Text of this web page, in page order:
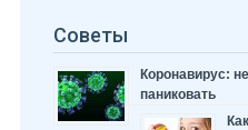
Советы
Коронавирус:
паниковать